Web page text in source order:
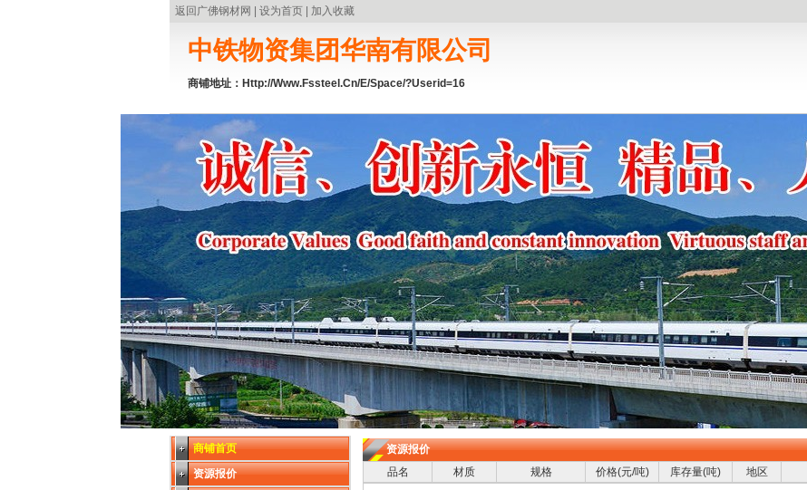
返回广佛钢材网 设为首页 加入收藏
中铁物资集团华南有限公司
商铺地址： Http://www.fssteel.cn/e/space/?userid=16
商铺首页
资源报价
资源报价
品名
材质 规格 价格(元/吨) 库存量(吨) 地区